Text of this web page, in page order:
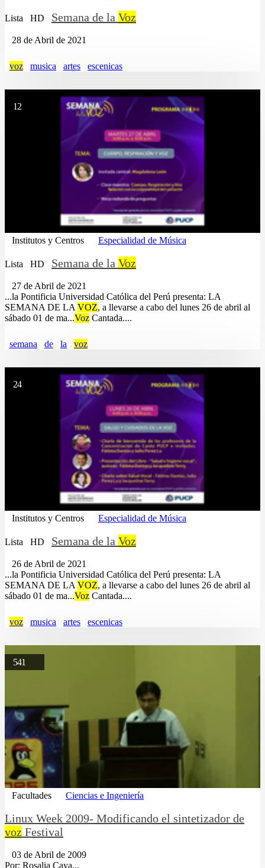
Lista HD Semana de la Voz
28 de Abril de 2021
voz musica artes escenicas
12
Institutos y Centros Especialidad de Música
Lista HD Semana de la Voz
27 de Abril de 2021
...la Pontificia Universidad Católica del Perú presenta: LA
SEMANA DE LA VOZ, a llevarse a cabo del lunes 26 de abril al
sábado 01 de ma...Voz Cantada....
semana de la voz
24
Institutos y Centros Especialidad de Música
Lista HD Semana de la Voz
26 de Abril de 2021
...la Pontificia Universidad Católica del Perú presenta: LA
SEMANA DE LA VOZ, a llevarse a cabo del lunes 26 de abril al
sábado 01 de ma...Voz Cantada....
voz musica artes escenicas
541
Facultades Ciencias e Ingeniería
Linux Week 2009- Modificando el sintetizador de
voz Festival
03 de Abril de 2009
Por: Rosalia Caya...